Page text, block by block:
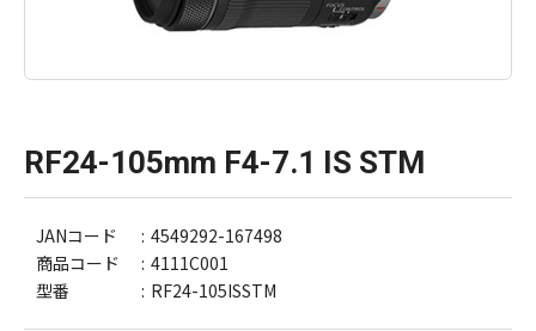
RF24-105mm F4-7.1 IS STM
JANコード
4549292-167498
商品コード
4111C001
型番
RF24-105ISSTM